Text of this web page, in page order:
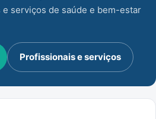
serviços de saúde e bem-estar
Profissionais e serviços